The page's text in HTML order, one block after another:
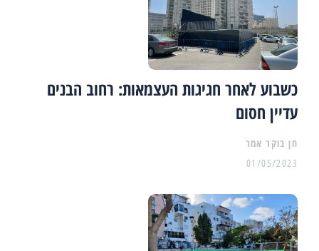
כשבוע לאחר חגיגות העצמאות: רחוב הבנים
עדיין חסום
01/05/2023